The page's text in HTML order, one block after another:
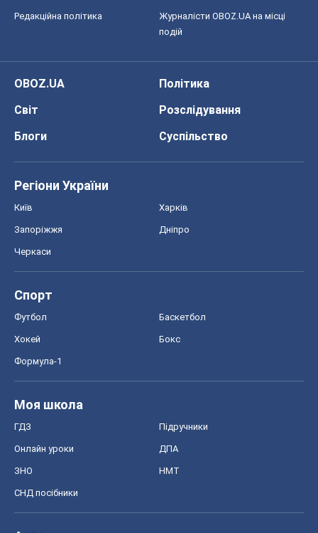
Редакційна політика
Журналісти OBOZ.UA на місці
подій
OBOZ.UA
Політика
Світ
Розслідування
Блоги
Суспільство
Регіони України
Київ Харків
Запоріжжя Дніпро
Черкаси
Спорт
Футбол Баскетбол
Хокей Бокс
Формула-1
Моя школа
ГДЗ Підручники
Онлайн уроки ДПА
ЗНО НМТ
СНД посібники